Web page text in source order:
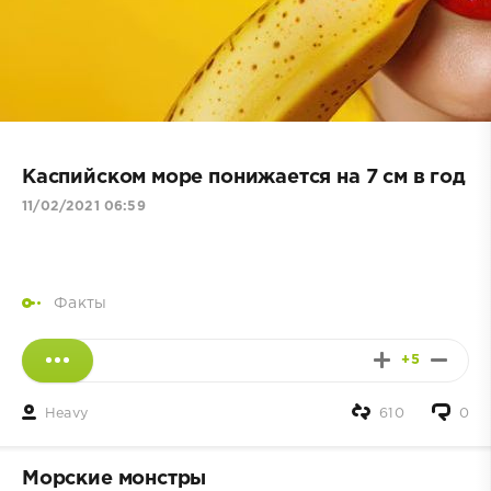
Каспийском море понижается на 7 см в год
11/02/2021 06:59
Факты
+5
Heavy 0
610
Морские монстры